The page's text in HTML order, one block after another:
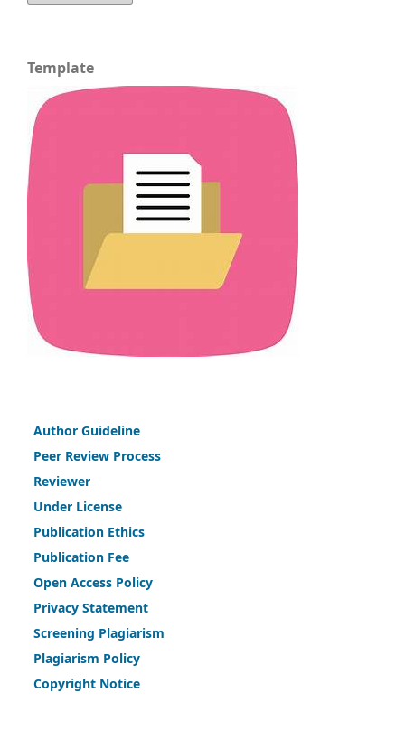
Template
Author Guideline
Peer Review Process
Reviewer
Under License
Publication Ethics
Publication Fee
Open Access Policy
Privacy Statement
Screening Plagiarism
Plagiarism Policy
Copyright Notice